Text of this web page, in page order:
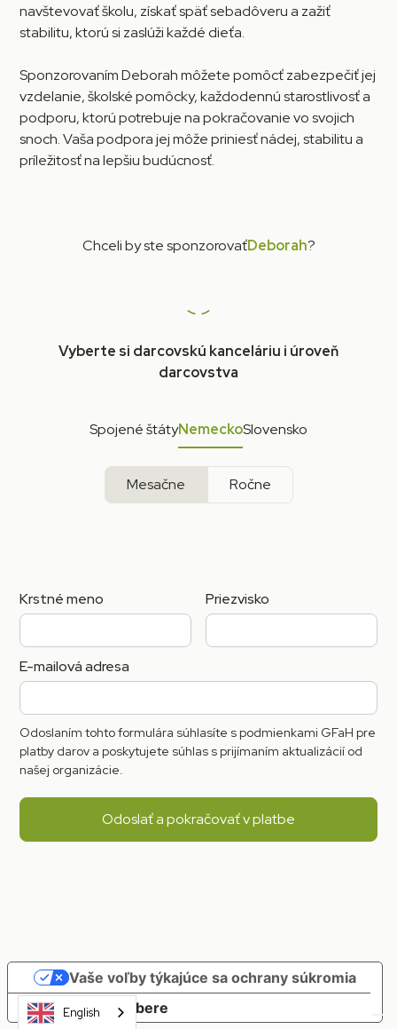
navštevovať školu, získať späť sebadôveru a zažiť
stabilitu, ktorú si zaslúži každé dieťa.
Sponzorovaním Deborah môžete pomôcť zabezpečiť jej
vzdelanie, školské pomôcky, každodennú starostlivosť a
podporu, ktorú potrebuje na pokračovanie vo svojich
snoch. Vaša podpora jej môže priniesť nádej, stabilitu a
príležitosť na lepšiu budúcnosť.
Chceli by ste sponzorovaťDeborah?
Vyberte si darcovskú kanceláriu i úroveň
darcovstva
Spojené štátyNemeckoSlovensko
Mesačne Ročne
Krstné meno Priezvisko
E-mailová adresa
Odoslaním tohto formulára súhlasíte s podmienkami GFaH pre
platby darov a poskytujete súhlas s prijímaním aktualizácií od
našej organizácie.
English
Oznámenie pri zbere
Vaše voľby týkajúce sa ochrany súkromia